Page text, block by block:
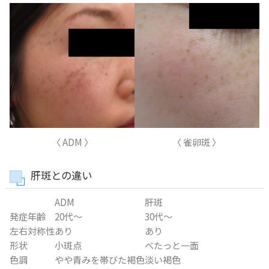
〈 ADM 〉 〈 雀卵斑 〉
肝斑との違い
ADM
肝斑
発症年齢
20代～
30代～
左右対称性あり
あり
形状
小斑点
べたっと一面
色調
やや青みを帯びた褐色淡い褐色